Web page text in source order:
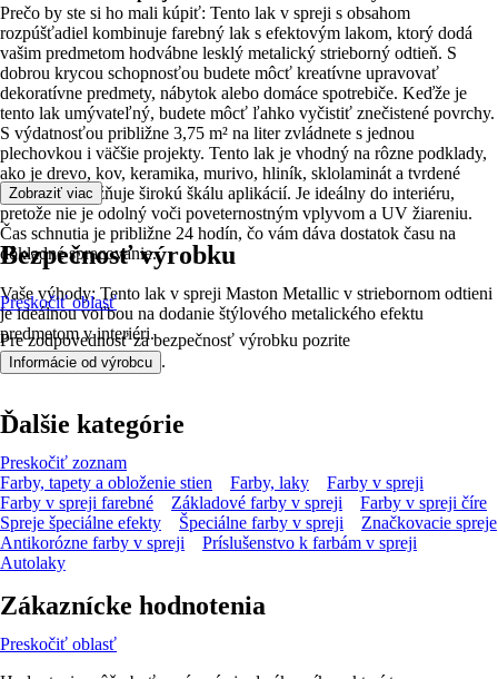
Prečo by ste si ho mali kúpiť: Tento lak v spreji s obsahom
rozpúšťadiel kombinuje farebný lak s efektovým lakom, ktorý dodá
vašim predmetom hodvábne lesklý metalický strieborný odtieň. S
dobrou krycou schopnosťou budete môcť kreatívne upravovať
dekoratívne predmety, nábytok alebo domáce spotrebiče. Keďže je
tento lak umývateľný, budete môcť ľahko vyčistiť znečistené povrchy.
S výdatnosťou približne 3,75 m² na liter zvládnete s jednou
plechovkou i väčšie projekty. Tento lak je vhodný na rôzne podklady,
ako je drevo, kov, keramika, murivo, hliník, sklolaminát a tvrdené
PVC, čo umožňuje širokú škálu aplikácií. Je ideálny do interiéru,
pretože nie je odolný voči poveternostným vplyvom a UV žiareniu.
Čas schnutia je približne 24 hodín, čo vám dáva dostatok času na
dôkladné spracovanie.
Vaše výhody: Tento lak v spreji Maston Metallic v striebornom odtieni
je ideálnou voľbou na dodanie štýlového metalického efektu
predmetom v interiéri.
Zobraziť viac
Bezpečnosť výrobku
Preskočiť oblasť
Pre zodpovednosť za bezpečnosť výrobku pozrite
Informácie od výrobcu .
Ďalšie kategórie
Preskočiť zoznam
Farby, tapety a obloženie stien
Farby, laky
Farby v spreji
Farby v spreji farebné
Základové farby v spreji
Farby v spreji číre
Spreje špeciálne efekty
Špeciálne farby v spreji
Značkovacie spreje
Antikorózne farby v spreji
Príslušenstvo k farbám v spreji
Autolaky
Zákaznícke hodnotenia
Preskočiť oblasť